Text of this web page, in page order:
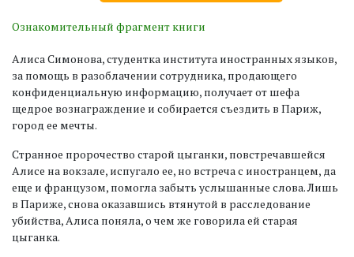
Ознакомительный фрагмент книги
Алиса Симонова, студентка института иностранных языков,
за помощь в разоблачении сотрудника, продающего
конфиденциальную информацию, получает от шефа
щедрое вознаграждение и собирается съездить в Париж,
город ее мечты.
Странное пророчество старой цыганки, повстречавшейся
Алисе на вокзале, испугало ее, но встреча с иностранцем, да
еще и французом, помогла забыть услышанные слова. Лишь
в Париже, снова оказавшись втянутой в расследование
убийства, Алиса поняла, о чем же говорила ей старая
цыганка.